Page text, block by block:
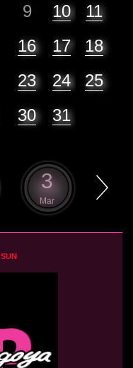
9 10
11
16 17
18
23 24
25
30 31
3
Mar
SUN